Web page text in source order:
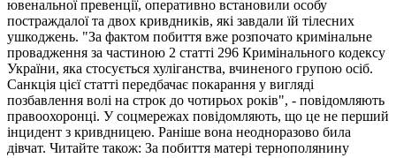
ювенальної превенції, оперативно встановили особу
постраждалої та двох кривдників, які завдали їй тілесних
ушкоджень. "За фактом побиття вже розпочато кримінальне
провадження за частиною 2 статті 296 Кримінального кодексу
України, яка стосується хуліганства, вчиненого групою осіб.
Санкція цієї статті передбачає покарання у вигляді
позбавлення волі на строк до чотирьох років", - повідомляють
правоохоронці. У соцмережах повідомляють, що це не перший
інцидент з кривдницею. Раніше вона неодноразово била
дівчат. Читайте також: За побиття матері тернополянину